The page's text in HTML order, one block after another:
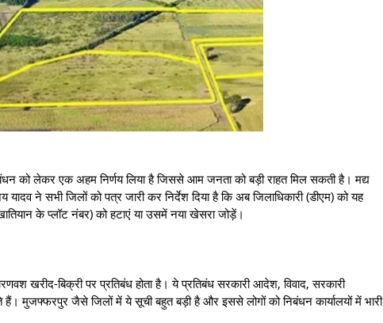
को लेकर एक अहम निर्णय लिया है जिससे आम जनता को बड़ी राहत मिल सकती है। मद्य
ने सभी जिलों को पत्र जारी कर निर्देश दिया है कि अब जिलाधिकारी (डीएम) को यह
के प्लॉट नंबर) को हटाएं या उसमें नया खेसरा जोड़ें।
खरीद-बिक्री पर प्रतिबंध होता है। ये प्रतिबंध सरकारी आदेश, विवाद, सरकारी
हैं। मुजफ्फरपुर जैसे जिलों में ये सूची बहुत बड़ी है और इससे लोगों को निबंधन कार्यालयों में भारी